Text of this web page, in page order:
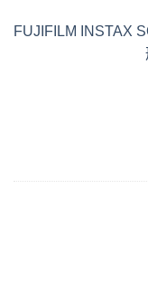
FUJIFILM INSTAX